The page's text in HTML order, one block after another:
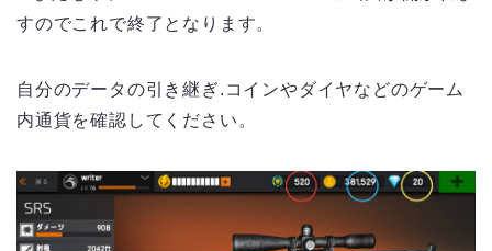
すのでこれで終了となります。
自分のデータの引き継ぎ.コインやダイヤなどのゲーム
内通貨を確認してください。